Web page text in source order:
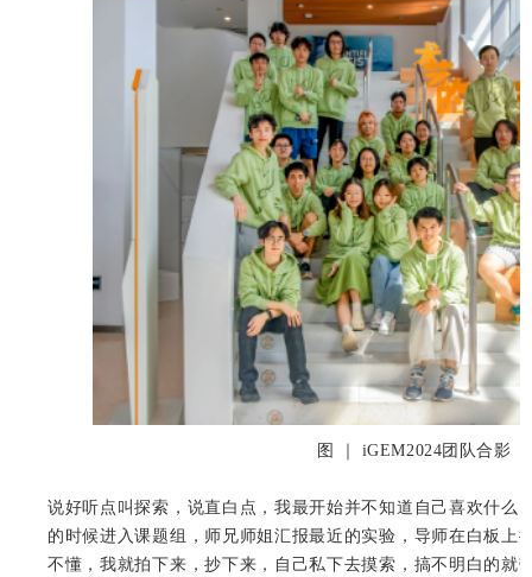
图 ｜ iGEM2024团队合影
说好听点叫探索，说直白点，我最开始并不知道自己喜欢什么
的时候进入课题组，师兄师姐汇报最近的实验，导师在白板上
不懂，我就拍下来，抄下来，自己私下去摸索，搞不明白的就